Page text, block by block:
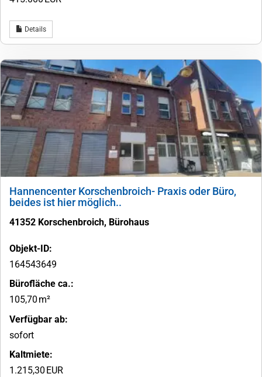
Details
Hannencenter Korschenbroich- Praxis oder Büro,
beides ist hier möglich..
41352 Korschenbroich, Bürohaus
Objekt-ID:
164543649
Bürofläche ca.:
105,70 m²
Verfügbar ab:
sofort
Kaltmiete:
1.215,30 EUR